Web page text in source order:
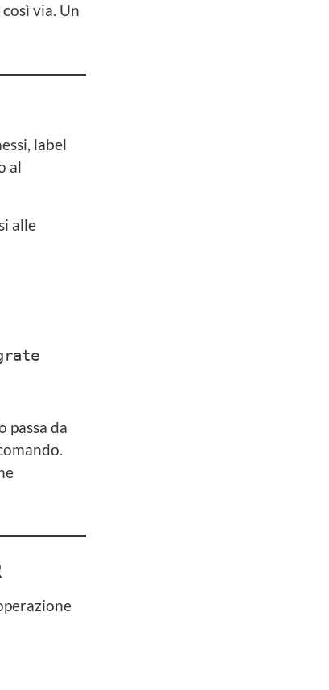
così via. Un
label
al
alle
passa da